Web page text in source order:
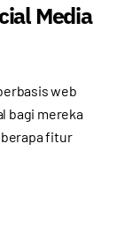
Media
web
bagi mereka
fitur